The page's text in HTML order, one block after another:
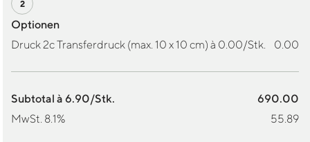
Optionen
Druck 2c Transferdruck (max. 10 x 10 cm) à 0.00/Stk.
0.00
Subtotal à 6.90/Stk.
690.00
MwSt. 8.1%
55.89